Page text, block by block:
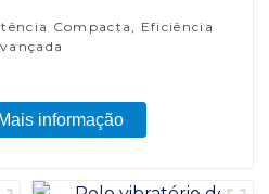
Compacta, Eficiência
informação